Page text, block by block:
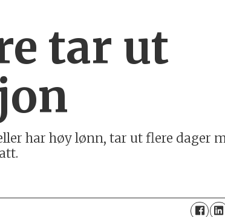
tar ut
har høy lønn, tar ut flere dager